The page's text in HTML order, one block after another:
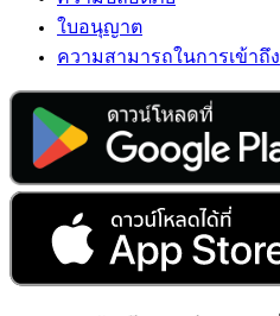
ใบอนุญาต
ความสามารถในการเข้าถึง